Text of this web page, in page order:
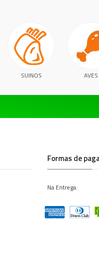
SUINOS AVES
Formas de
Na Entrega: